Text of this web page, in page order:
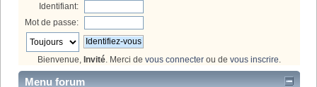
Identifiant:
Mot de passe:
Bienvenue, Invité . Merci de vous connecter ou de vous inscrire
Menu forum